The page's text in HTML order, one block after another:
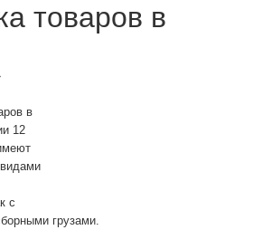
товаров в
в
12
с
грузами.